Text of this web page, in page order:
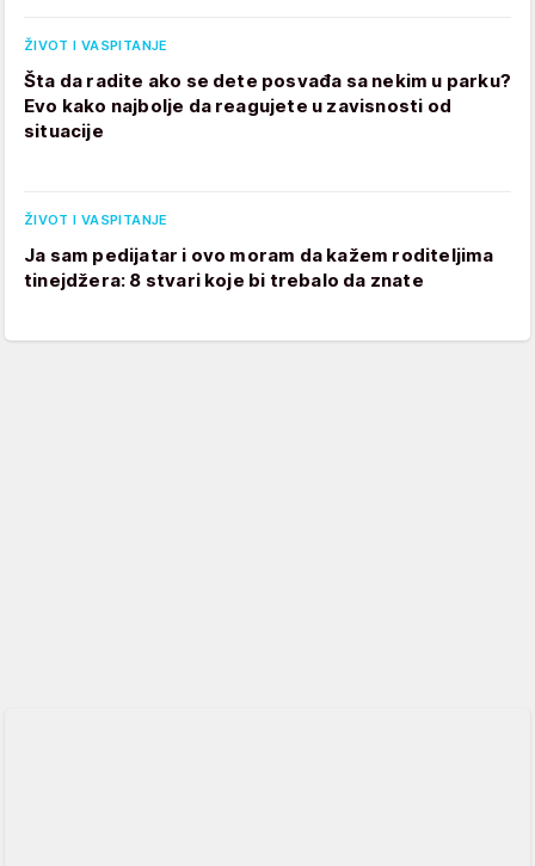
ŽIVOT I VASPITANJE
Šta da radite ako se dete posvađa sa nekim u parku?
Evo kako najbolje da reagujete u zavisnosti od
situacije
ŽIVOT I VASPITANJE
Ja sam pedijatar i ovo moram da kažem roditeljima
tinejdžera: 8 stvari koje bi trebalo da znate